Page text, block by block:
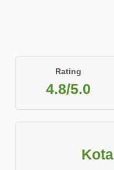
Rating
4.8/5.0